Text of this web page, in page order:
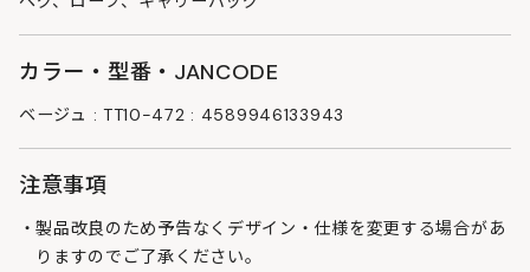
カラー・型番・JANCODE
ベージュ : TT10-472 : 4589946133943
注意事項
製品改良のため予告なくデザイン・仕様を変更する場合があ
りますのでご了承ください。